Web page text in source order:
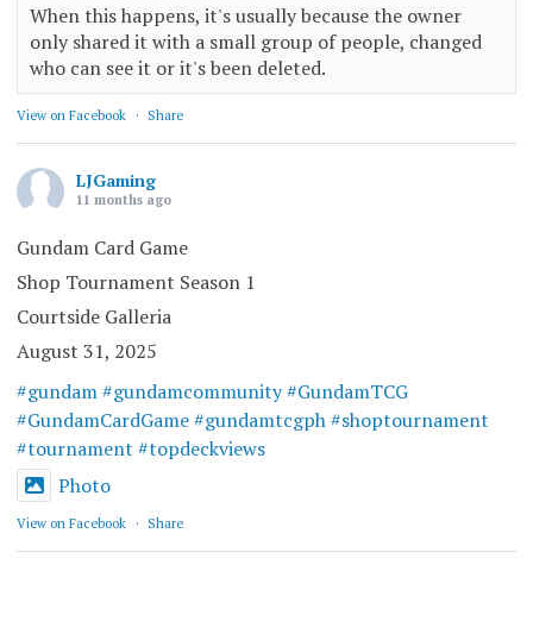
When this happens, it's usually because the owner
only shared it with a small group of people, changed
who can see it or it's been deleted.
View on Facebook · Share
LJGaming
11 months ago
Gundam Card Game
Shop Tournament Season 1
Courtside Galleria
August 31, 2025
#gundam #gundamcommunity #GundamTCG
#GundamCardGame #gundamtcgph #shoptournament
#tournament #topdeckviews
Photo
View on Facebook · Share